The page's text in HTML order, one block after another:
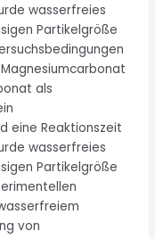
wasserfreies
Partikelgröße
als
eine Reaktionszeit
wasserfreies
Partikelgröße
von